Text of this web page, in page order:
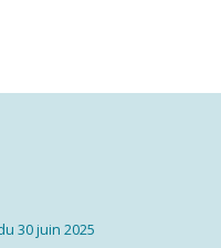
30 juin 2025